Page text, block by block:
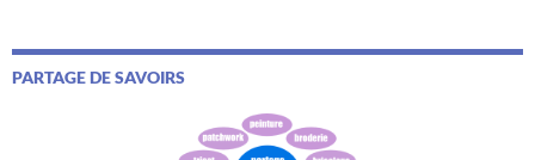
PARTAGE DE SAVOIRS